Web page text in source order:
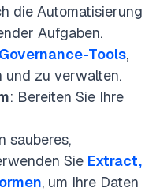
die Automatisierung
Aufgaben.
Tools,
und zu verwalten.
: Bereiten Sie Ihre
sauberes,
Sie Extract,
, um Ihre Daten